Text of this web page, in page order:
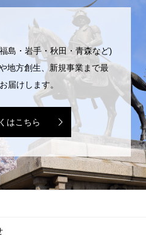
島・岩手・秋田・青森など)
地方創生、新規事業まで最
届けします。
はこちら